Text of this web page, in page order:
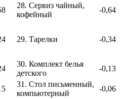
28. Сервиз чайный,
кофейный
-0,64
29. Тарелки -0,34
30. Комплект белья
детского
-0,13
31. Стол письменный,
компьютерный
-0,06